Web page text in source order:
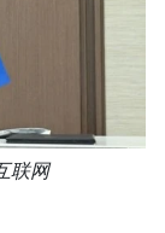
联网